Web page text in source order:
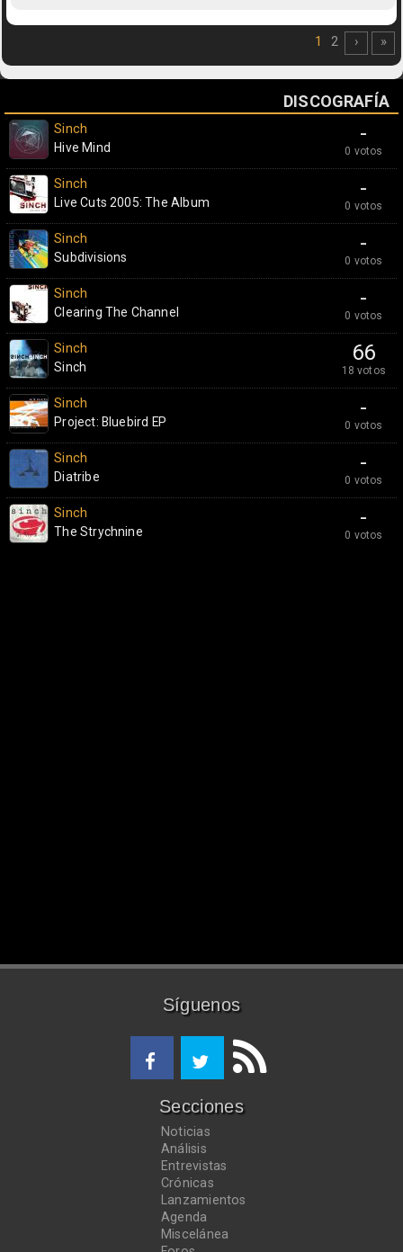
1 2 › »
DISCOGRAFÍA
-
0 votos
Sinch
Hive Mind
-
0 votos
Sinch
Live Cuts 2005: The Album
-
0 votos
Sinch
Subdivisions
-
0 votos
Sinch
Clearing The Channel
66
18 votos
Sinch
Sinch
-
0 votos
Sinch
Project: Bluebird EP
-
0 votos
Sinch
Diatribe
-
0 votos
Sinch
The Strychnine
Síguenos
Secciones
Noticias
Análisis
Entrevistas
Crónicas
Lanzamientos
Agenda
Miscelánea